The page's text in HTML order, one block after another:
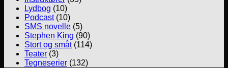
Lydbog (10)
Podcast(10)
SMS novelle (5)
Stephen King (90)
Stort og småt(114)
Teater (3)
Tegneserier (132)